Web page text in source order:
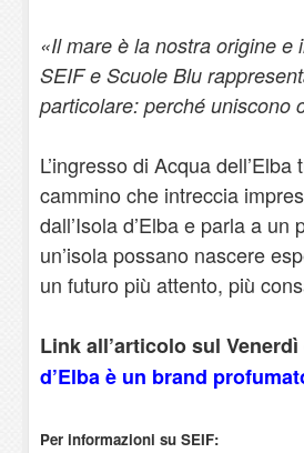
«Il mare è la nostra origine e
SEIF e Scuole Blu
particolare: perché uniscono
L’ingresso di Acqua
cammino che intreccia
dall’Isola d’Elba e parla a
un’isola possano nascere
un futuro più attento, più
Link all’articolo sul
d’Elba è un brand
Per informazioni su SEIF: